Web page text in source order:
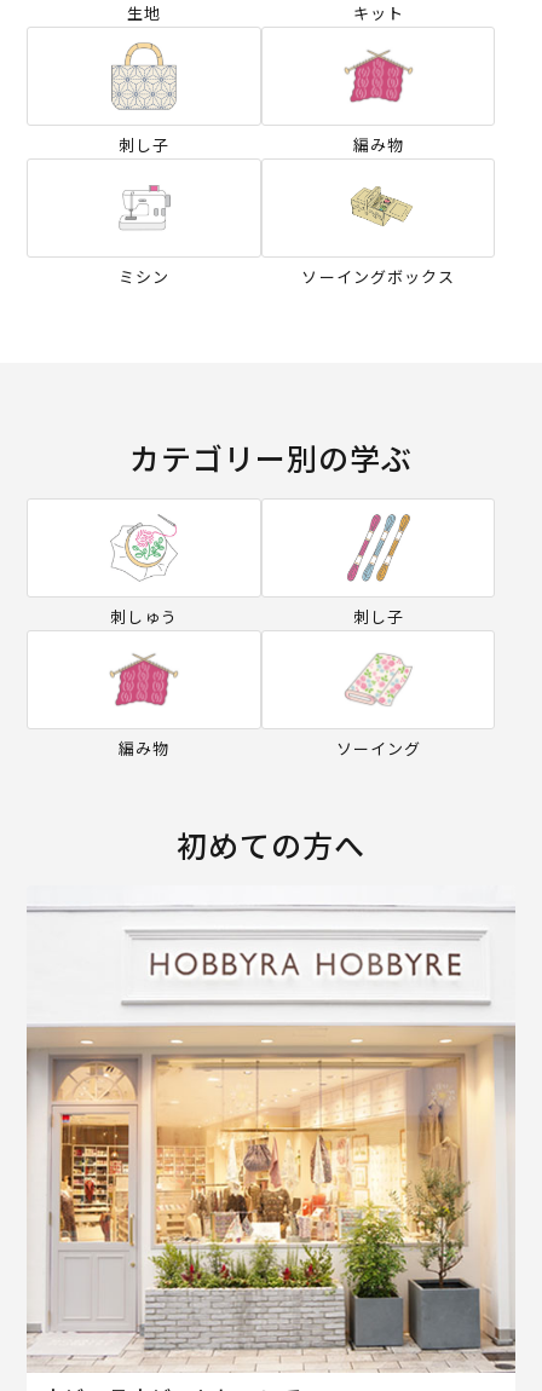
生地 キット
刺し子 編み物
ミシン ソーイングボックス
カテゴリー別の学ぶ
刺しゅう 刺し子
編み物 ソーイング
初めての方へ